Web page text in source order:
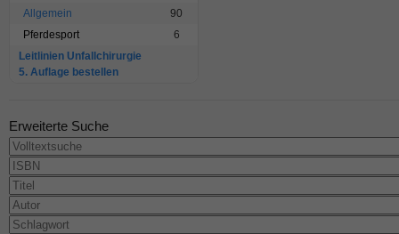
Allgemein
90
Pferdesport
6
Leitlinien Unfallchirurgie
5. Auflage bestellen
Erweiterte Suche